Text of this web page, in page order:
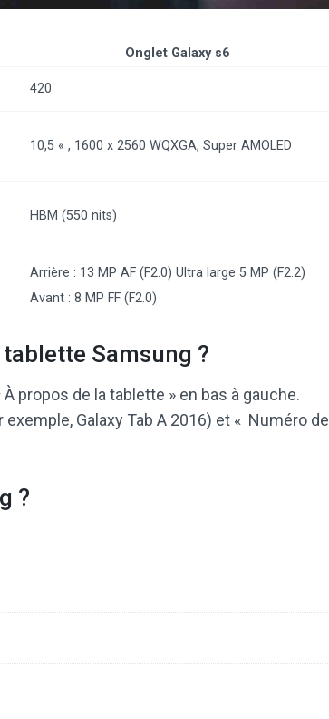
Onglet Galaxy s6
420
10,5 « , 1600 x 2560 WQXGA, Super AMOLED
HBM (550 nits)
Arrière : 13 MP AF (F2.0) Ultra large 5 MP (F2.2)
Avant : 8 MP FF (F2.0)
Samsung ?
propos de la tablette » en bas à gauche.
Galaxy Tab A 2016) et « Numéro de
?